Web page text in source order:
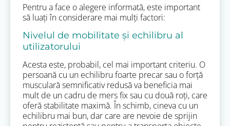
Pentru a face o alegere informată, este important
să luați în considerare mai mulți factori:
Nivelul de mobilitate și echilibru al
utilizatorului
Acesta este, probabil, cel mai important criteriu. O
persoană cu un echilibru foarte precar sau o forță
musculară semnificativ redusă va beneficia mai
mult de un cadru de mers fix sau cu două roți, care
oferă stabilitate maximă. În schimb, cineva cu un
echilibru mai bun, dar care are nevoie de sprijin